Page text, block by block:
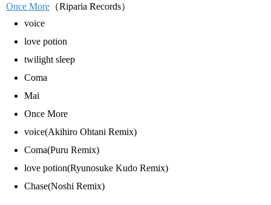
Once More （Riparia Records）
voice
love potion
twilight sleep
Coma
Mai
Once More
voice(Akihiro Ohtani Remix)
Coma(Puru Remix)
love potion(Ryunosuke Kudo Remix)
Chase(Noshi Remix)